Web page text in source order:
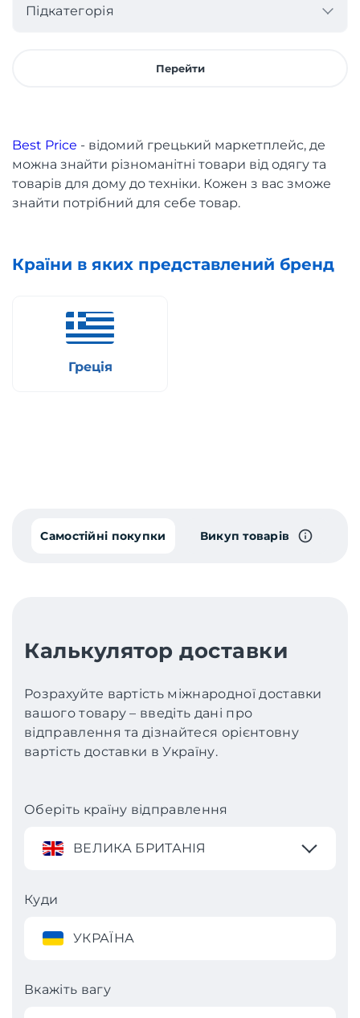
Підкатегорія
Перейти
Best Price - відомий грецький маркетплейс, де
можна знайти різноманітні товари від одягу та
товарів для дому до техніки. Кожен з вас зможе
знайти потрібний для себе товар.
Країни в яких представлений бренд
Греція
Самостійні покупки Викуп товарів
Калькулятор доставки
Розрахуйте вартість міжнародної доставки
вашого товару – введіть дані про
відправлення та дізнайтеся орієнтовну
вартість доставки в Україну.
Оберіть країну відправлення
ВЕЛИКА БРИТАНІЯ
Куди
УКРАЇНА
Вкажіть вагу